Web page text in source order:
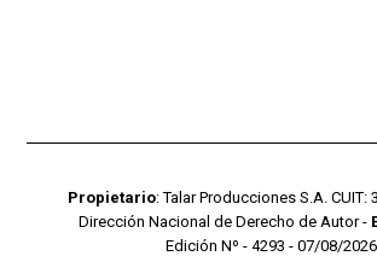
Propietario: Talar Producciones S.A. CUIT:
Dirección Nacional de Derecho de Autor -
Edición Nº - 4293 - 07/08/2026